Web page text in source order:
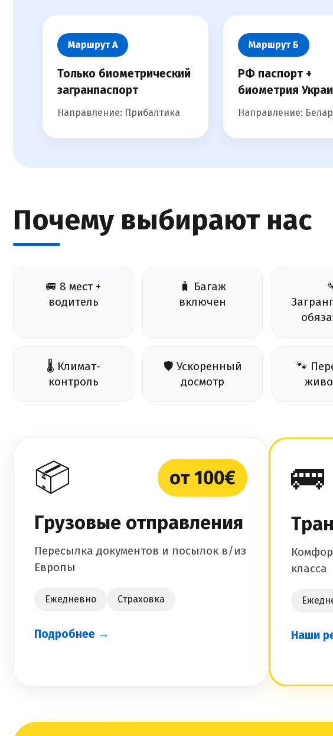
Маршрут А
Только биометрический
загранпаспорт
Направление: Прибалтика
Маршрут Б
РФ паспорт +
биометрия
Направление:
Почему выбирают нас
🚐 8 мест +
водитель
🧳 Багаж
включен
🌡️ Климат-
контроль
🛡️ Ускоренный
досмотр
🐾
📦
от 100€
Грузовые отправления
Пересылка документов и посылок в/из
Европы
Ежедневно Страховка
Подробнее →
🚌
класса
Наши